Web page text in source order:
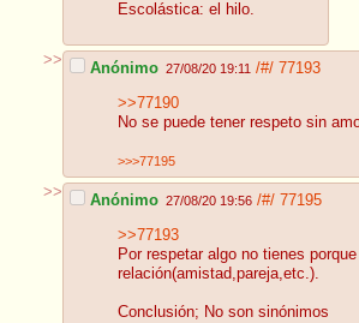
Escolástica: el hilo.
>> Anónimo 27/08/20 19:11 /#/ 77193
>>77190
No se puede tener respeto sin
>>>77195
>> Anónimo 27/08/20 19:56 /#/ 77195
>>77193
Por respetar algo no tienes
relación(amistad,pareja,etc.).
Conclusión; No son sinónimos